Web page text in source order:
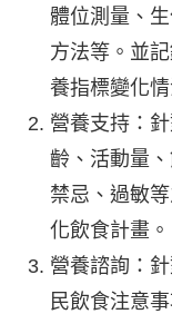
體位測量、
方法等。並
養指標變化情
營養支持：
齡、活動量
禁忌、過敏
化飲食計畫。
營養諮詢：
民飲食注意